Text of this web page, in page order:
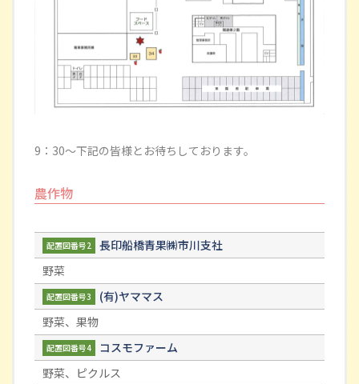
9：30～下記の皆様とお待ちしております。
農作物
配置図番号2
長印船橋青果㈱市川支社
野菜
配置図番号3
(有)ヤママス
野菜、果物
配置図番号4
コスモファーム
野菜、ピクルス